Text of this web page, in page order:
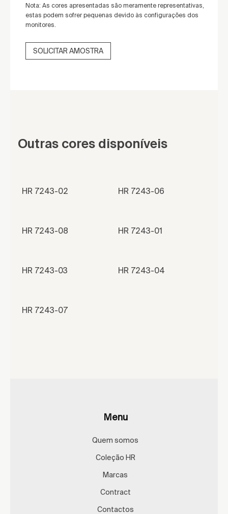
Nota: As cores apresentadas são meramente representativas,
estas podem sofrer pequenas devido às configurações dos
monitores.
SOLICITAR AMOSTRA
Outras cores disponíveis
HR 7243-02 HR 7243-06
HR 7243-08 HR 7243-01
HR 7243-03 HR 7243-04
HR 7243-07
Menu
Quem somos
Coleção HR
Marcas
Contract
Contactos